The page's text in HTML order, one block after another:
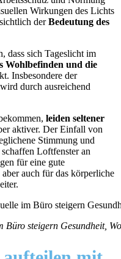
Wirkungen des Lichts
derBedeutung des
dass sich Tageslicht im
Wohlbefinden und die
Insbesondere der
durch ausreichend
leiden seltener
aktiver. Der Einfall von
Stimmung und
Loftfenster an
für eine gute
auch für das körperliche
Büro steigern Gesundheit,